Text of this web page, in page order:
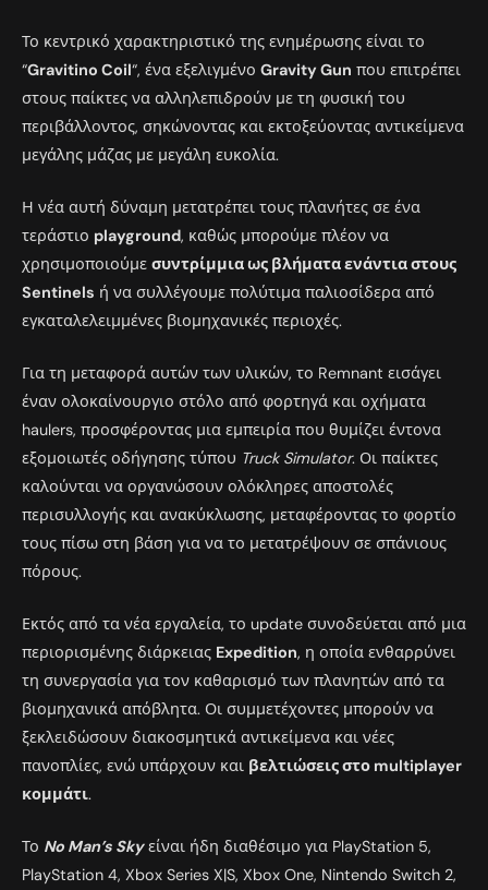
Το κεντρικό χαρακτηριστικό της ενημέρωσης είναι το
“Gravitino Coil“, ένα εξελιγμένο Gravity Gun που επιτρέπει
στους παίκτες να αλληλεπιδρούν με τη φυσική του
περιβάλλοντος, σηκώνοντας και εκτοξεύοντας αντικείμενα
μεγάλης μάζας με μεγάλη ευκολία.
Η νέα αυτή δύναμη μετατρέπει τους πλανήτες σε ένα
τεράστιο playground, καθώς μπορούμε πλέον να
χρησιμοποιούμε συντρίμμια ως βλήματα ενάντια στους
Sentinels ή να συλλέγουμε πολύτιμα παλιοσίδερα από
εγκαταλελειμμένες βιομηχανικές περιοχές.
Για τη μεταφορά αυτών των υλικών, το Remnant εισάγει
έναν ολοκαίνουργιο στόλο από φορτηγά και οχήματα
haulers, προσφέροντας μια εμπειρία που θυμίζει έντονα
εξομοιωτές οδήγησης τύπου Truck Simulator. Οι παίκτες
καλούνται να οργανώσουν ολόκληρες αποστολές
περισυλλογής και ανακύκλωσης, μεταφέροντας το φορτίο
τους πίσω στη βάση για να το μετατρέψουν σε σπάνιους
πόρους.
Εκτός από τα νέα εργαλεία, το update συνοδεύεται από μια
περιορισμένης διάρκειας Expedition, η οποία ενθαρρύνει
τη συνεργασία για τον καθαρισμό των πλανητών από τα
βιομηχανικά απόβλητα. Οι συμμετέχοντες μπορούν να
ξεκλειδώσουν διακοσμητικά αντικείμενα και νέες
πανοπλίες, ενώ υπάρχουν και βελτιώσεις στο multiplayer
κομμάτι.
Το No Man’s Skyείναι ήδη διαθέσιμο για PlayStation 5,
PlayStation 4, Xbox Series X|S, Xbox One, Nintendo Switch 2,